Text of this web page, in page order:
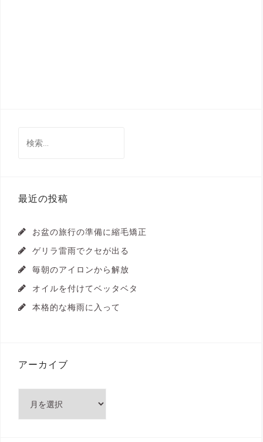
索:
最近の投稿
お盆の旅行の準備に縮毛矯正
ゲリラ雷雨でクセが出る
毎朝のアイロンから解放
オイルを付けてベッタベタ
本格的な梅雨に入って
アーカイブ